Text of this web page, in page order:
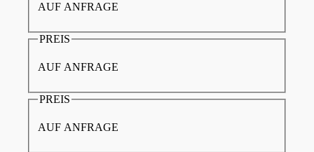
AUF ANFRAGE
PREIS
AUF ANFRAGE
PREIS
AUF ANFRAGE